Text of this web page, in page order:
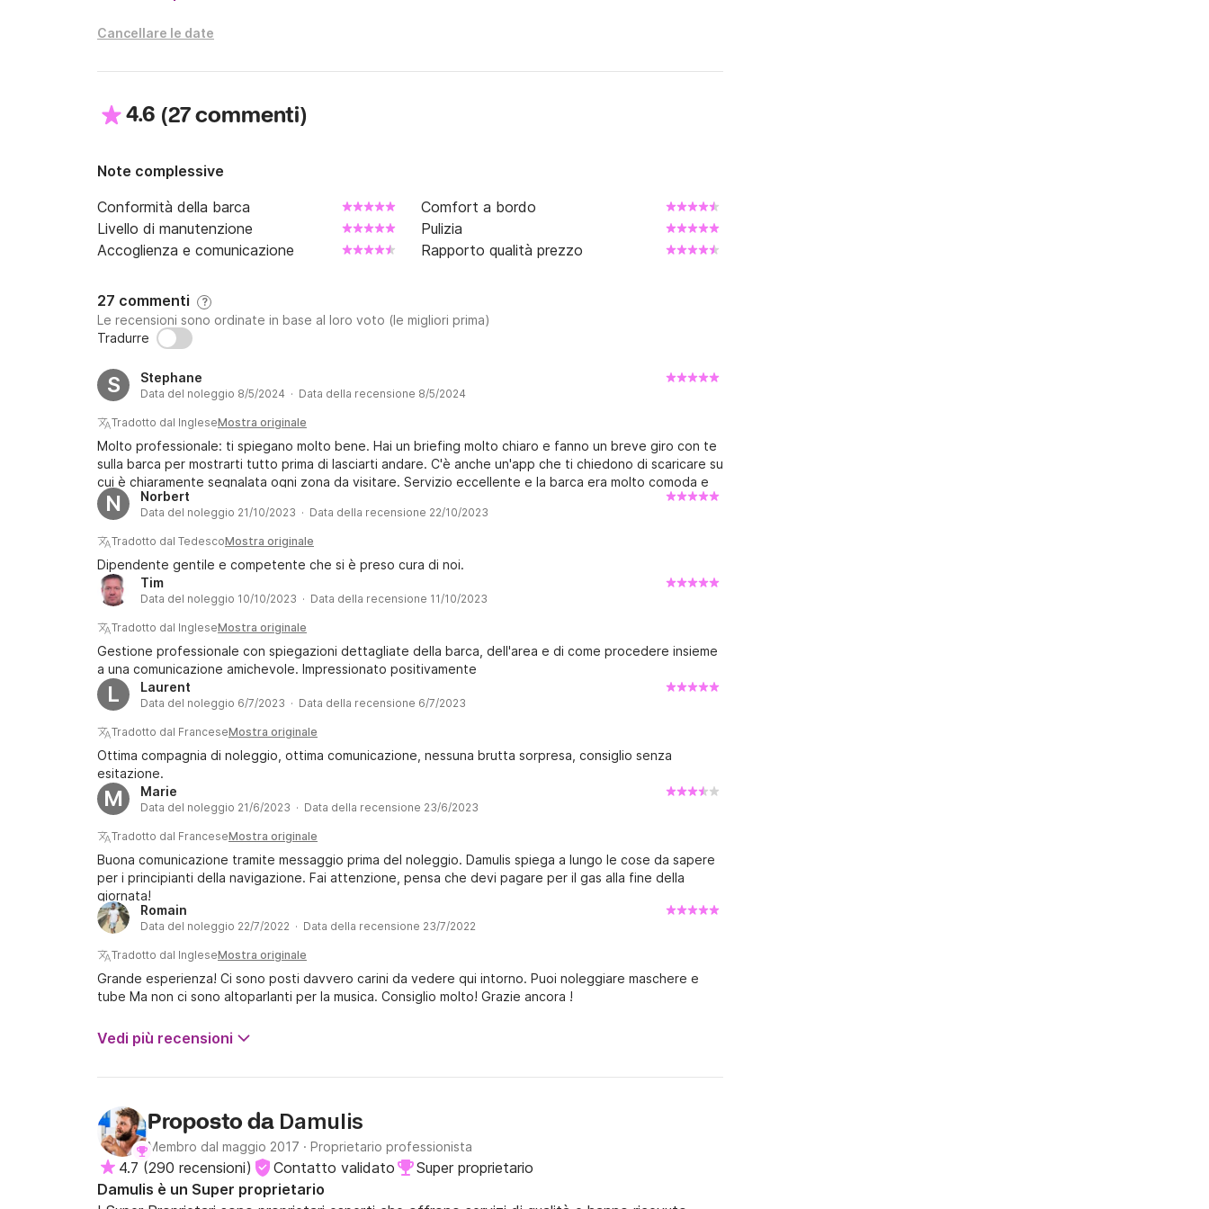
Cancellare le date
4.6 (27 commenti)
Note complessive
Conformità della barca
Comfort a bordo
Livello di manutenzione
Pulizia
Accoglienza e comunicazione
Rapporto qualità prezzo
27 commenti ?
Le recensioni sono ordinate in base al loro voto (le migliori prima)
Tradurre
S Stephane
Data del noleggio 8/5/2024 · Data della recensione 8/5/2024
Tradotto dal IngleseMostra originale
Molto professionale: ti spiegano molto bene. Hai un briefing molto chiaro e fanno un breve giro con te
sulla barca per mostrarti tutto prima di lasciarti andare. C'è anche un'app che ti chiedono di scaricare su
cui è chiaramente segnalata ogni zona da visitare. Servizio eccellente e la barca era molto comoda e
potente) abbiamo preso 80cv
N Norbert
Data del noleggio 21/10/2023 · Data della recensione 22/10/2023
Tradotto dal TedescoMostra originale
Dipendente gentile e competente che si è preso cura di noi.
Tim
Data del noleggio 10/10/2023 · Data della recensione 11/10/2023
Tradotto dal IngleseMostra originale
Gestione professionale con spiegazioni dettagliate della barca, dell'area e di come procedere insieme
a una comunicazione amichevole. Impressionato positivamente
L Laurent
Data del noleggio 6/7/2023 · Data della recensione 6/7/2023
Tradotto dal FranceseMostra originale
Ottima compagnia di noleggio, ottima comunicazione, nessuna brutta sorpresa, consiglio senza
esitazione.
M Marie
Data del noleggio 21/6/2023 · Data della recensione 23/6/2023
Tradotto dal FranceseMostra originale
Buona comunicazione tramite messaggio prima del noleggio. Damulis spiega a lungo le cose da sapere
per i principianti della navigazione. Fai attenzione, pensa che devi pagare per il gas alla fine della
giornata!
Romain
Data del noleggio 22/7/2022 · Data della recensione 23/7/2022
Tradotto dal IngleseMostra originale
Grande esperienza! Ci sono posti davvero carini da vedere qui intorno. Puoi noleggiare maschere e
tube Ma non ci sono altoparlanti per la musica. Consiglio molto! Grazie ancora !
Vedi più recensioni
Proposto da Damulis
Membro dal maggio 2017 · Proprietario professionista
4.7 (290 recensioni) Contatto validato
Super proprietario
Damulis è un Super proprietario